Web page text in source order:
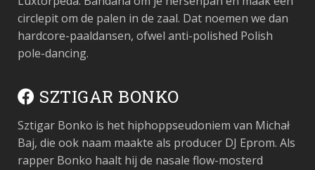
circlepit om de palen in de zaal. Dat noemen we dan
hardcore-paaldansen, ofwel anti-polished Polish
pole-dancing.
SZTIGAR BONKO
Sztigar Bonko is het hiphoppseudoniem van Michał
Baj, die ook naam maakte als producer DJ Eprom. Als
rapper Bonko haalt hij de nasale flow-mosterd